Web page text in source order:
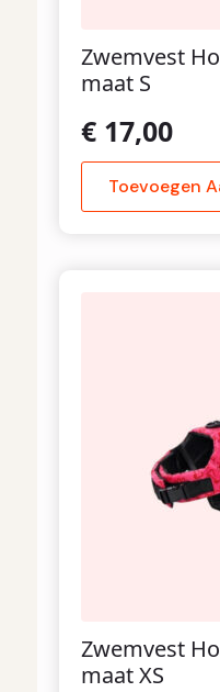
Zwemvest
maat S
€ 17,00
Toevoegen
Zwemvest
maat XS